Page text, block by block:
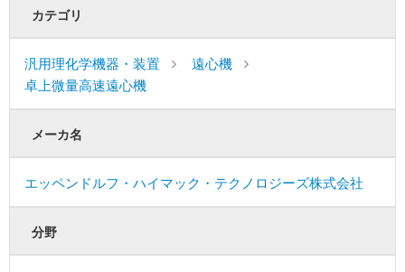
カテゴリ
汎用理化学機器・装置
遠心機
卓上微量高速遠心機
メーカ名
エッペンドルフ・ハイマック・テクノロジーズ株式会社
分野